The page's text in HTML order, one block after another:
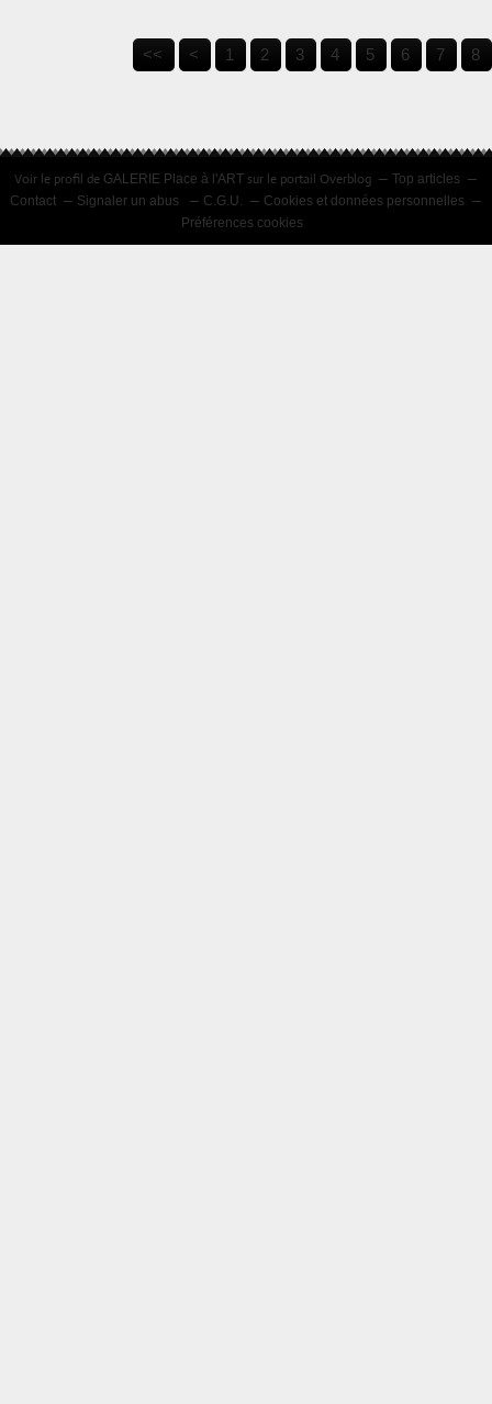
<< < 1 2 3 4 5 6 7 8
Voir le profil de GALERIE Place à l'ART sur le portail Overblog
Top articles
Contact
Signaler un abus C.G.U.
Cookies et données personnelles
Préférences cookies